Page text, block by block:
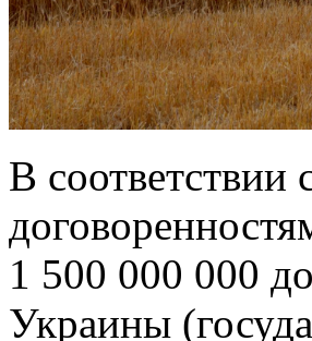
В соответствии
1 500 000 000
Украины